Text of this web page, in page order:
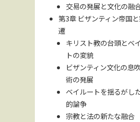
交易の発展と文化の融
第3章 ビザンティン帝国
遷
キリスト教の台頭とベ
トの変貌
ビザンティン文化の息
術の発展
ベイルートを揺るがし
的論争
宗教と法の新たな融合